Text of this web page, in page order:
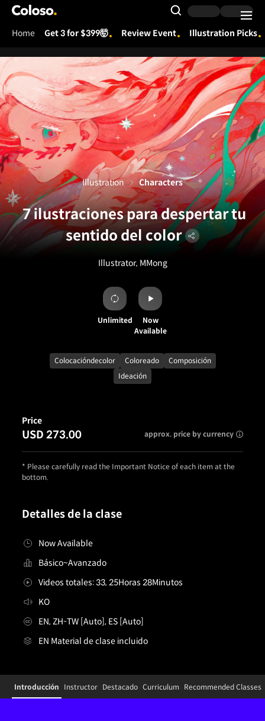
Coloso.
Search Input
Home Get 3 for $399🤯 Review Event Illustration Picks
7 ilustraciones para despertar tu
sentido del color
Illustrator, MMong
Illustration Characters
Unlimited
Now
Available
Colocacióndecolor Coloreado
Composición
Ideación
Detalles de la clase
Now Available
Básico~Avanzado
Videos totales: 33, 25Horas 28Minutos
KO
EN, ZH-TW [Auto], ES [Auto]
EN Material de clase incluido
Price
USD 273.00 approx. price by currency
* Please carefully read the Important Notice of each item at the
bottom.
Details
Configuration Information Shortcuts
Introducción Instructor Destacado Curriculum Recommended Classes